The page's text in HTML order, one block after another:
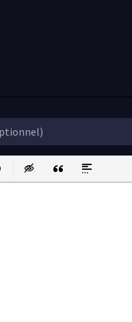
link
Insert hidden text
Insert QuoteInsert spoiler